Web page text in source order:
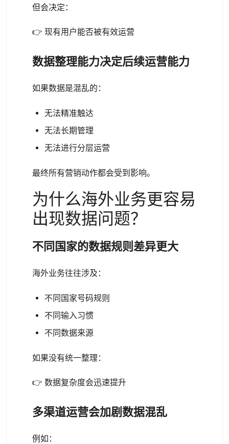
但会决定：
👉 现有用户能否被有效运营
数据整理能力决定后续运营能力
如果数据是混乱的：
无法精准触达
无法长期管理
无法进行分层运营
最终所有营销动作都会受到影响。
为什么海外业务更容易
出现数据问题？
不同国家的数据规则差异更大
海外业务往往涉及：
不同国家号码规则
不同输入习惯
不同数据来源
如果没有统一整理：
👉 数据复杂度会迅速提升
多渠道运营会加剧数据混乱
例如：